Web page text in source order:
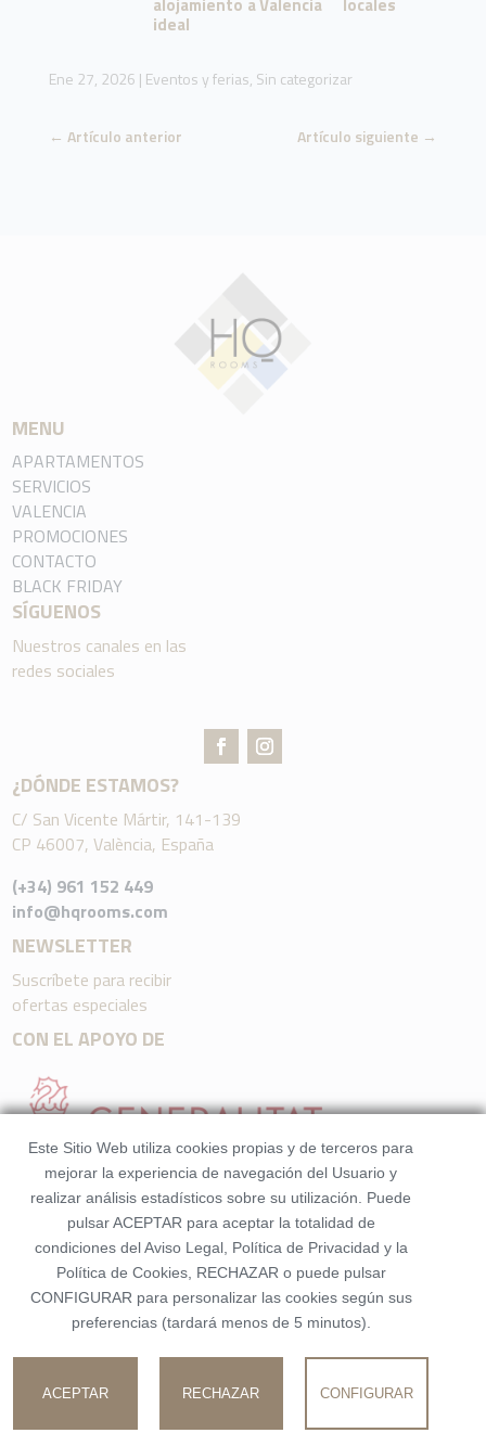
ideal
Ene 27, 2026 | Eventos y ferias, Sin categorizar
← Artículo anterior Artículo siguiente →
MENU
APARTAMENTOS
SERVICIOS
VALENCIA
PROMOCIONES
CONTACTO
BLACK FRIDAY
SÍGUENOS
Nuestros canales en las
redes sociales
¿DÓNDE ESTAMOS?
C/ San Vicente Mártir, 141-139
CP 46007, València, España
(+34) 961 152 449
info@hqrooms.com
NEWSLETTER
Suscríbete para recibir
ofertas especiales
CON EL APOYO DE
Este Sitio Web utiliza cookies propias y de terceros para
mejorar la experiencia de navegación del Usuario y
realizar análisis estadísticos sobre su utilización. Puede
pulsar ACEPTAR para aceptar la totalidad de
condiciones del Aviso Legal, Política de Privacidad y la
Política de Cookies, RECHAZAR o puede pulsar
CONFIGURAR para personalizar las cookies según sus
preferencias (tardará menos de 5 minutos).
ACEPTAR RECHAZAR CONFIGURAR